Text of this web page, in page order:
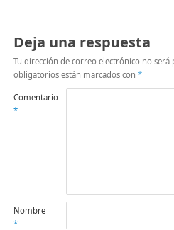
Deja una respuesta
Tu dirección de correo electrónico no será
obligatorios están marcados con *
Comentario
*
Nombre
*